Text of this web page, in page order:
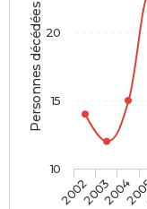
Personnes décédées
200220032004
10
15
20